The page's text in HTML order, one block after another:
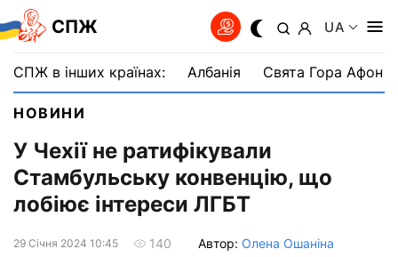
СПЖ UA
СПЖ в інших країнах: Албанія Свята Гора Афон
НОВИНИ
У Чехії не ратифікували
Стамбульську конвенцію, що
лобіює інтереси ЛГБТ
29 Сiчня 2024 10:45 140 Автор: Олена Ошаніна